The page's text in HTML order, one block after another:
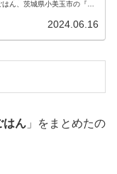
ん、茨城県小美玉市の『ニ
2024.06.16
はん 」をまとめたの